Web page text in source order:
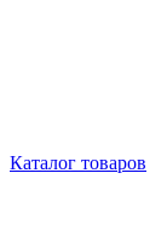
Каталог товаров